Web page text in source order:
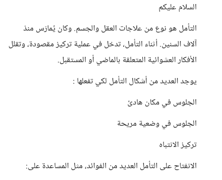
السلام عليكم
التأمل هو نوع من علاجات العقل والجسم. وكان يُمارَس منذ
آلاف السنين. أثناء التأمل، تدخل في عملية تركيز مقصودة، وتقلل
الأفكار العشوائية المتعلقة بالماضي أو المستقبل.
يوجد العديد من أشكال التأمل لكي تفعلها :
الجلوس في مكان هادئ
الجلوس في وضعية مريحة
تركيز الانتباه
الانفتاح على التأمل العديد من الفوائد، مثل المساعدة على: